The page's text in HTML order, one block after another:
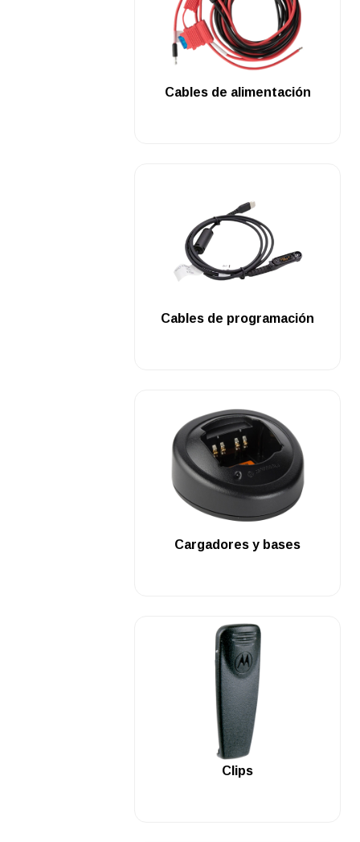
.
Cables de alimentación
Cables de programación
.
Cargadores y bases
.
Clips